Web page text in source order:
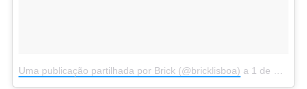
Uma publicação partilhada por Brick (@bricklisboa) a 1 de Nov, 2017 às 6:11 PDT